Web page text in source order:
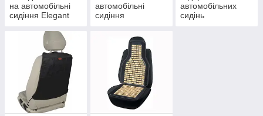
на автомобільні
сидіння Elegant
автомобільні
сидіння
автомобільних
сидінь